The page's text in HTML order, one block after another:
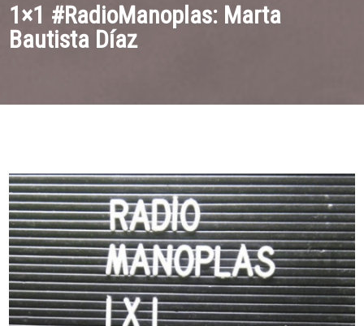
1×1 #RadioManoplas: Marta
Bautista Díaz